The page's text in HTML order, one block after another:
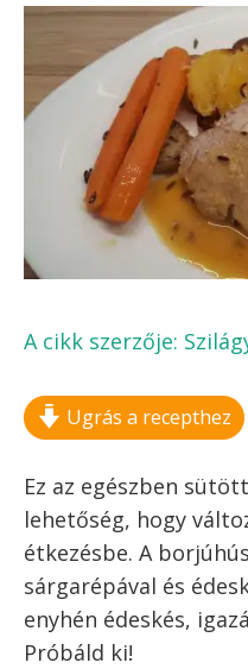
A cikk szerzője:
Ugrás a recepthez
Ez az egészben
lehetőség, hogy
étkezésbe. A
sárgarépával és
enyhén édeskés,
Próbáld ki!